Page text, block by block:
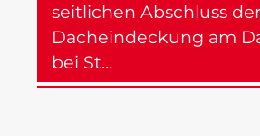
seitlichen Abschluss der
Dacheindeckung am
bei St…